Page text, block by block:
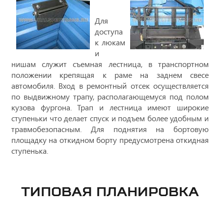
Для
доступа
к люкам
и
нишам служит съемная лестница, в транспортном
положении крепящая к раме на заднем свесе
автомобиля. Вход в ремонтный отсек осуществляется
по выдвижному трапу, располагающемуся под полом
кузова фургона. Трап и лестница имеют широкие
ступеньки что делает спуск и подъем более удобным и
травмобезопасным. Для поднятия на бортовую
площадку на откидном борту предусмотрена откидная
ступенька.
ТИПОВАЯ ПЛАНИРОВКА